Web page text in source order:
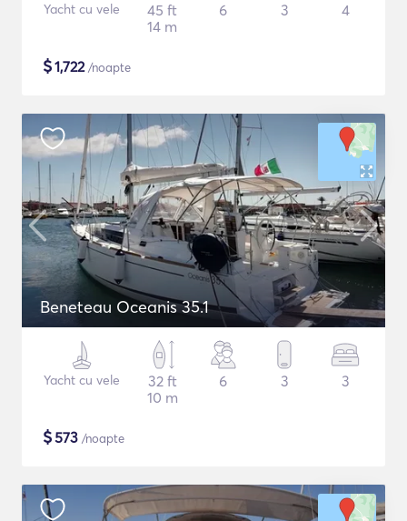
Yacht cu vele
45 ft
14 m
6 3 4
$1,722/noapte
Beneteau Oceanis 35.1
Yacht cu vele
32 ft
10 m
6 3 3
$573 /noapte